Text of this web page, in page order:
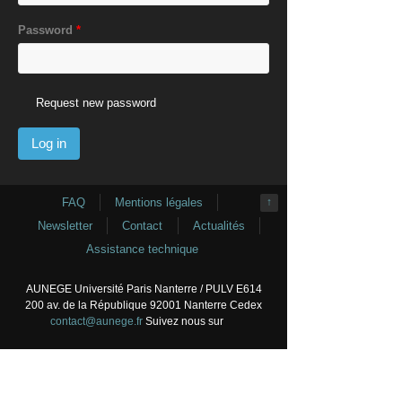
Password *
Request new password
↑
FAQ
Mentions légales
Newsletter
Contact
Actualités
Assistance technique
AUNEGE Université Paris Nanterre / PULV E614
200 av. de la République 92001 Nanterre Cedex
contact@aunege.frSuivez nous sur